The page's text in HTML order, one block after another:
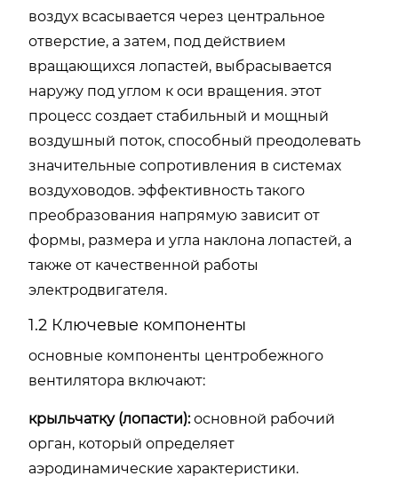
воздух всасывается через центральное
отверстие, а затем, под действием
вращающихся лопастей, выбрасывается
наружу под углом к оси вращения. этот
процесс создает стабильный и мощный
воздушный поток, способный преодолевать
значительные сопротивления в системах
воздуховодов. эффективность такого
преобразования напрямую зависит от
формы, размера и угла наклона лопастей, а
также от качественной работы
электродвигателя.
1.2 Ключевые компоненты
основные компоненты центробежного
вентилятора включают:
крыльчатку (лопасти):основной рабочий
орган, который определяет
аэродинамические характеристики.